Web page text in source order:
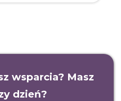
wsparcia? Masz
dzień?